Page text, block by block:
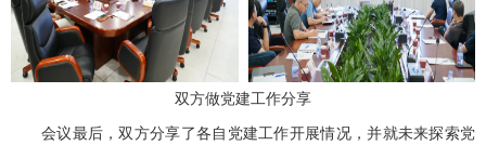
双方做党建工作分享
会议最后，双方分享了各自党建工作开展情况，并就未来探索党